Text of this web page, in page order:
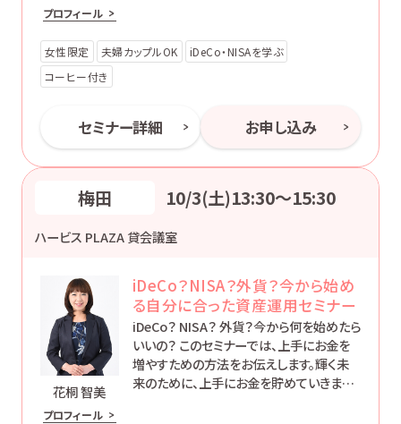
プロフィール
女性限定 夫婦カップルOK
iDeCo・NISAを学ぶ
コーヒー付き
セミナー詳細 お申し込み
梅田 10/3(土)13:30〜15:30
ハービス PLAZA 貸会議室
花桐 智美
プロフィール
iDeCo？NISA？外貨？今から始め
る自分に合った資産運用セミナー
iDeCo？ NISA？ 外貨？今から何を始めたら
いいの？ このセミナーでは、上手にお金を
増やすための方法をお伝えします。輝く未
来のために、上手にお金を貯めていきまし